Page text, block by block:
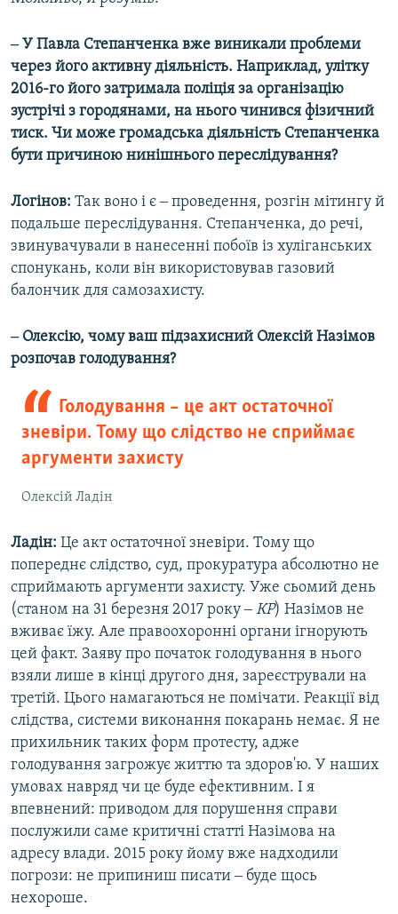
‒ У Павла Степанченка вже виникали проблеми
через його активну діяльність. Наприклад, улітку
2016-го його затримала поліція за організацію
зустрічі з городянами, на нього чинився фізичний
тиск. Чи може громадська діяльність Степанченка
бути причиною нинішнього переслідування?
Логінов: Так воно і є ‒ проведення, розгін мітингу й
подальше переслідування. Степанченка, до речі,
звинувачували в нанесенні побоїв із хуліганських
спонукань, коли він використовував газовий
балончик для самозахисту.
‒ Олексію, чому ваш підзахисний Олексій Назімов
розпочав голодування?
Голодування – це акт остаточної
зневіри. Тому що слідство не сприймає
аргументи захисту
Олексій Ладін
Ладін: Це акт остаточної зневіри. Тому що
попереднє слідство, суд, прокуратура абсолютно не
сприймають аргументи захисту. Уже сьомий день
(станом на 31 березня 2017 року ‒КР) Назімов не
вживає їжу. Але правоохоронні органи ігнорують
цей факт. Заяву про початок голодування в нього
взяли лише в кінці другого дня, зареєстрували на
третій. Цього намагаються не помічати. Реакції від
слідства, системи виконання покарань немає. Я не
прихильник таких форм протесту, адже
голодування загрожує життю та здоров'ю. У наших
умовах навряд чи це буде ефективним. І я
впевнений: приводом для порушення справи
послужили саме критичні статті Назімова на
адресу влади. 2015 року йому вже надходили
погрози: не припиниш писати ‒ буде щось
нехороше.